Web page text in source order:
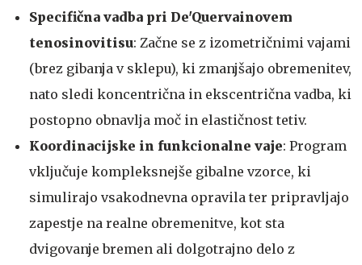
Specifična vadba pri De'Quervainovem
tenosinovitisu: Začne se z izometričnimi vajami
(brez gibanja v sklepu), ki zmanjšajo obremenitev,
nato sledi koncentrična in ekscentrična vadba, ki
postopno obnavlja moč in elastičnost tetiv.
Koordinacijske in funkcionalne vaje: Program
vključuje kompleksnejše gibalne vzorce, ki
simulirajo vsakodnevna opravila ter pripravljajo
zapestje na realne obremenitve, kot sta
dvigovanje bremen ali dolgotrajno delo z